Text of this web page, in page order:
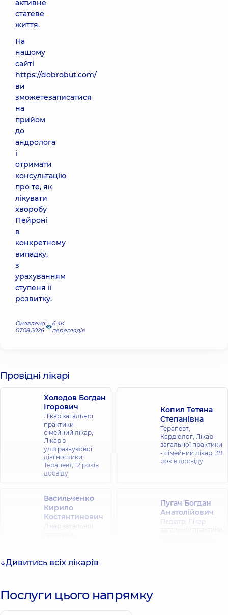
активне
статеве
життя.
На
нашому
сайті
https://dobrobut.com/
ви
зможетезаписатися
на
прийом
до
андролога
і
отримати
консультацію
про те, як
лікувати
хворобу
Пейроні
в
конкретному
випадку,
з
урахуванням
ступеня її
розвитку.
Оновлено:
07.08.2026
6.4К
переглядів
Провідні лікарі
Холодов Богдан
Ігорович
Лікар загальної
практики -
сімейний лікар;
Лікар з
ультразвукової
діагностики;
Терапевт, 12 років
досвіду
Копил Тетяна
Степанівна
Терапевт;
Кардіолог; Лікар
загальної практики
- сімейний лікар, 39
років досвіду
Васильченко
Кирило
Костянтинович
Лікар загальної
досвіду
Пугач Богдан
Анатолійович
Педіатр; Лікар
Всеволодівна
Педіатр; Лікар
загальної практики
Дивитись всіх лікарів
Послуги цього напрямку